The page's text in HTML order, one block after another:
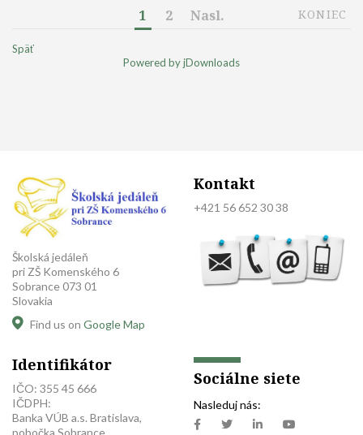
1 2 Nasl. KONIEC
Späť
Powered by jDownloads
Školská jedáleň
pri ZŠ Komenského 6
Sobrance 073 01
Slovakia
Find us on Google Map
Kontakt
+421 56 652 30 38
Identifikátor
IČO: 355 45 666
IČDPH:
Banka VÚB a.s. Bratislava,
Sociálne siete
Nasleduj nás: